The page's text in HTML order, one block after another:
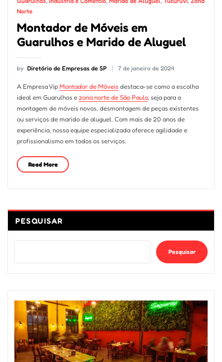
Norte
Montador de Móveis em
Guarulhos e Marido de Aluguel
by Diretório de Empresas de SP 7 de janeiro de 2024
A Empresa Vip Montador de Móveisdestaca-se como a escolha
ideal em Guarulhos ezona norte de São Paulo, seja para a
montagem de móveis novos, desmontagem de peças existentes
ou serviços de marido de aluguel. Com mais de 20 anos de
experiência, nossa equipe especializada oferece agilidade e
profissionalismo em todos os serviços.
Read More
PESQUISAR
Pesquisar